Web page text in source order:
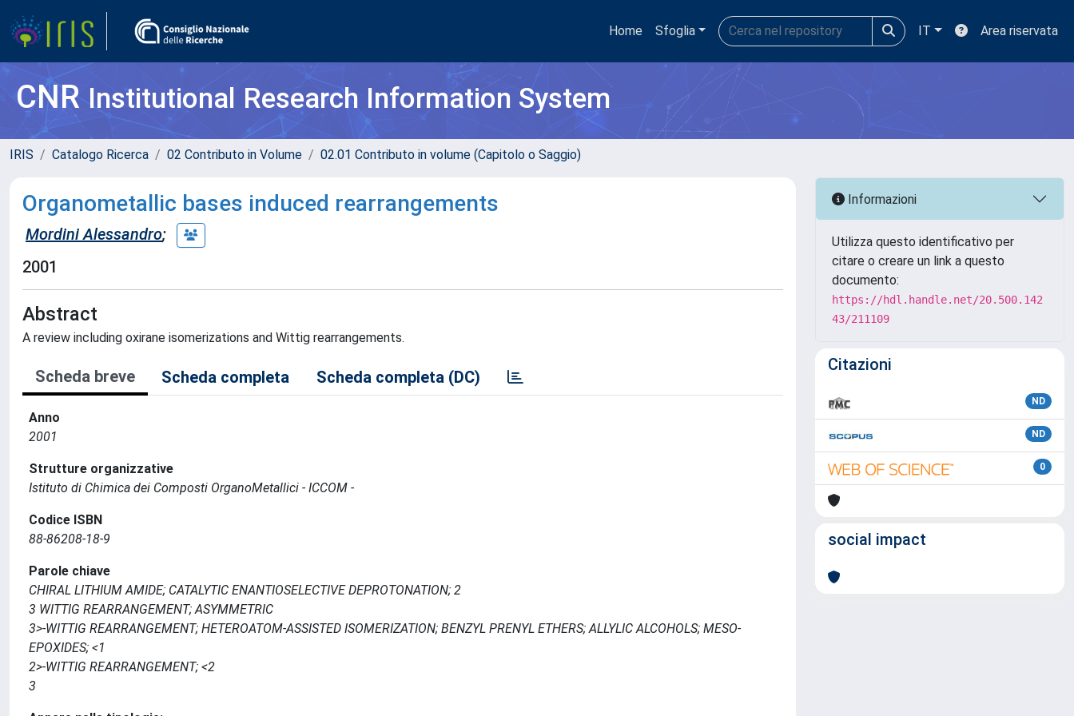
Home Sfoglia IT Area riservata
CNRInstitutional Research Information System
IRIS Catalogo Ricerca 02 Contributo in Volume 02.01 Contributo in volume (Capitolo o Saggio)
Organometallic bases induced rearrangements
Mordini Alessandro;
2001
Abstract
A review including oxirane isomerizations and Wittig rearrangements.
Scheda breve Scheda completa Scheda completa (DC)
Anno
2001
Strutture organizzative
Istituto di Chimica dei Composti OrganoMetallici - ICCOM -
Codice ISBN
88-86208-18-9
Parole chiave
CHIRAL LITHIUM AMIDE; CATALYTIC ENANTIOSELECTIVE DEPROTONATION; 2
3 WITTIG REARRANGEMENT; ASYMMETRIC
3>-WITTIG REARRANGEMENT; HETEROATOM-ASSISTED ISOMERIZATION; BENZYL PRENYL ETHERS; ALLYLIC ALCOHOLS; MESO-
EPOXIDES; <1
2>-WITTIG REARRANGEMENT; <2
3
Informazioni
Utilizza questo identificativo per
citare o creare un link a questo
documento:
https://hdl.handle.net/20.500.142
43/211109
Citazioni
ND
ND
0
social impact